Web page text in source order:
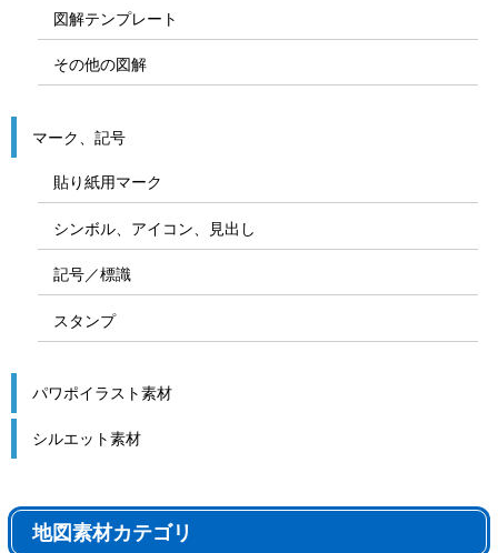
図解テンプレート
その他の図解
マーク、記号
貼り紙用マーク
シンボル、アイコン、見出し
記号／標識
スタンプ
パワポイラスト素材
シルエット素材
地図素材カテゴリ